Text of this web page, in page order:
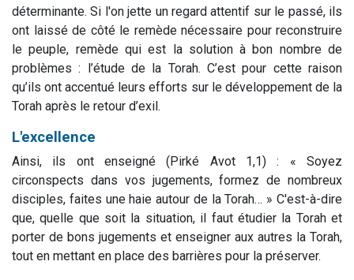
déterminante. Si l'on jette un regard attentif sur le passé, ils
ont laissé de côté le remède nécessaire pour reconstruire
le peuple, remède qui est la solution à bon nombre de
problèmes : l’étude de la Torah. C’est pour cette raison
qu’ils ont accentué leurs efforts sur le développement de la
Torah après le retour d’exil.
L'excellence
Ainsi, ils ont enseigné (Pirké Avot 1,1) : « Soyez
circonspects dans vos jugements, formez de nombreux
disciples, faites une haie autour de la Torah… » C'est-à-dire
que, quelle que soit la situation, il faut étudier la Torah et
porter de bons jugements et enseigner aux autres la Torah,
tout en mettant en place des barrières pour la préserver.